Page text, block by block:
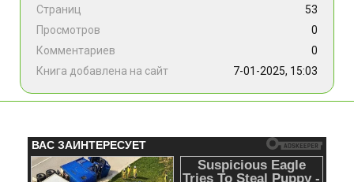
Страниц
53
Просмотров
0
Комментариев
0
Книга добавлена на сайт
7-01-2025, 15:03